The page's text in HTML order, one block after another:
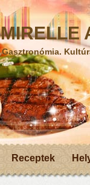
MIRELLE
Gasztronómia.
Receptek